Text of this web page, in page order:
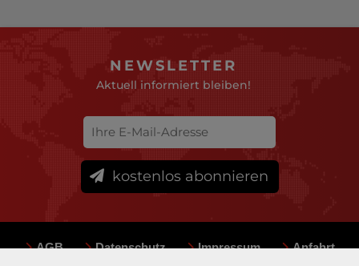
NEWSLETTER
Aktuell informiert bleiben!
kostenlos abonnieren
AGB Datenschutz Impressum
Anfahrt